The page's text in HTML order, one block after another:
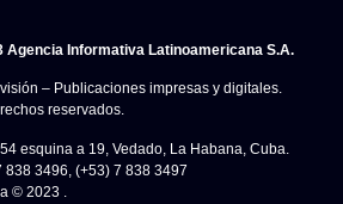
Agencia Informativa Latinoamericana S.A.
– Publicaciones impresas y digitales.
reservados.
esquina a 19, Vedado, La Habana, Cuba.
838 3496, (+53) 7 838 3497
© 2023 .